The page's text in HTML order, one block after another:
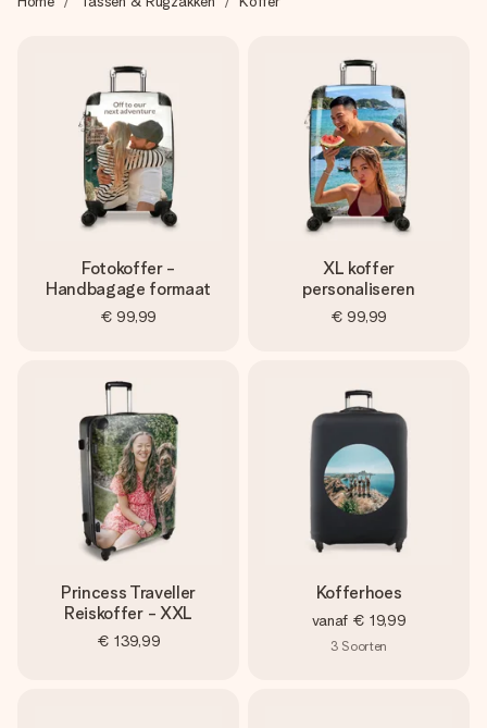
Je maakt in een paar stappen iets unieks – met haar naam,
jullie foto of een boodschap die raakt. Zonder gedoe, maar
met alle aandacht voor het moment.
Fotokoffer -
Handbagage formaat
€ 99,99
XL koffer
personaliseren
€ 99,99
Princess Traveller
Reiskoffer - XXL
€ 139,99
Kofferhoes
vanaf € 19,99
3 Soorten